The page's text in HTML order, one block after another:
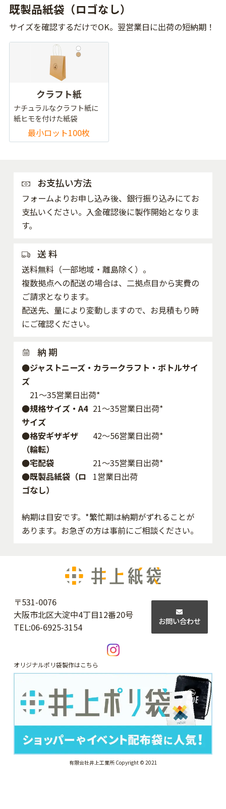
既製品紙袋（ロゴなし）
サイズを確認するだけでOK。翌営業日に出荷の短納期！
クラフト紙
ナチュラルなクラフト紙に
紙ヒモを付けた紙袋
最小ロット100枚
お支払い方法
フォームよりお申し込み後、銀行振り込みにてお
支払いください。入金確認後に製作開始となりま
す。
送 料
送料無料（一部地域・離島除く）。
複数拠点への配送の場合は、二拠点目から実費の
ご請求となります。
配送先、量により変動しますので、お見積もり時
にご確認ください。
納 期
●ジャストニーズ・カラークラフト・ボトルサイ
ズ
21～35営業日出荷*
●規格サイズ・A4
サイズ
21～35営業日出荷*
●格安ギザギザ
（輪転）
42〜56営業日出荷*
●宅配袋
21～35営業日出荷*
●既製品紙袋（ロ
ゴなし）
1営業日出荷
納期は目安です。*繁忙期は納期がずれることが
あります。お急ぎの方は事前にご相談ください。
〒531-0076
大阪市北区大淀中4丁目12番20号
TEL:06-6925-3154
お問い合わせ
オリジナルポリ袋製作はこちら
有限会社井上工業所 Copyright © 2021